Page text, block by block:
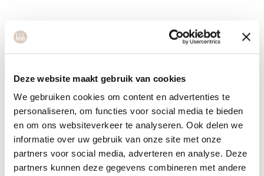
Deze website maakt gebruik van cookies
We gebruiken cookies om content en advertenties te
personaliseren, om functies voor social media te bieden
en om ons websiteverkeer te analyseren. Ook delen we
informatie over uw gebruik van onze site met onze
partners voor social media, adverteren en analyse. Deze
partners kunnen deze gegevens combineren met andere
media voor bbb Haarlem. Ze brengt haar Latijns-
Amerikaanse roots en levenslange liefde voor beweging in
alles wat ze doet. Ze helpt graag andere vrouwen te
ontdekken hoe sterk ze zijn, waarbij elke vrouw een verhaal
van veerkracht met zich meedraagt. Haar lessen zijn